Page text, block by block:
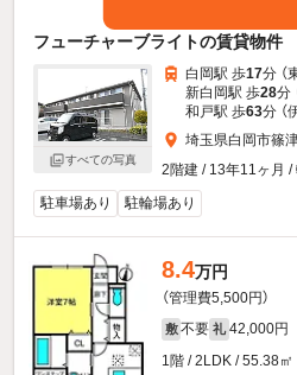
フューチャーブライトの賃貸物件
すべての写真
白岡駅 歩17分 （
新白岡駅 歩28分
和戸駅 歩63分 （
埼玉県白岡市篠
2階建 / 13年11ヶ月 /
駐車場あり
駐輪場あり
8.4万円
（管理費5,500円）
敷 不要 礼 42,000円
1階 / 2LDK / 55.38㎡